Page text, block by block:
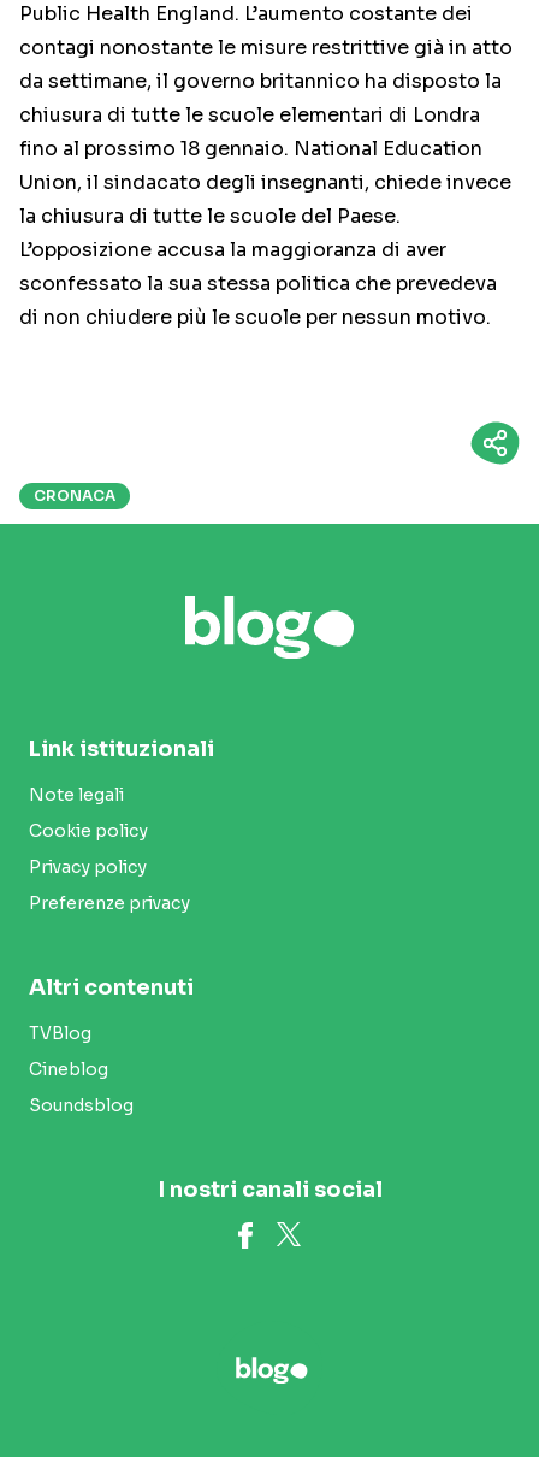
Public Health England. L’aumento costante dei
contagi nonostante le misure restrittive già in atto
da settimane, il governo britannico ha disposto la
chiusura di tutte le scuole elementari di Londra
fino al prossimo 18 gennaio. National Education
Union, il sindacato degli insegnanti, chiede invece
la chiusura di tutte le scuole del Paese.
L’opposizione accusa la maggioranza di aver
sconfessato la sua stessa politica che prevedeva
di non chiudere più le scuole per nessun motivo.
CRONACA
Link istituzionali
Note legali
Cookie policy
Privacy policy
Preferenze privacy
Altri contenuti
TVBlog
Cineblog
Soundsblog
I nostri canali social